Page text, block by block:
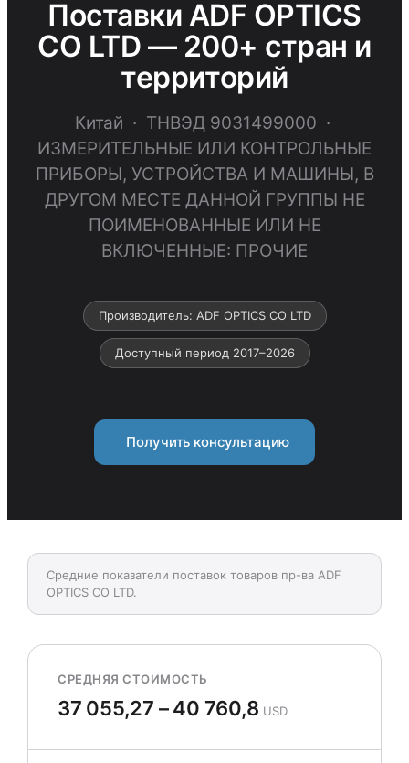
Поставки ADF OPTICS
CO LTD — 200+ стран и
территорий
Китай · ТНВЭД 9031499000 ·
ИЗМЕРИТЕЛЬНЫЕ ИЛИ КОНТРОЛЬНЫЕ
ПРИБОРЫ, УСТРОЙСТВА И МАШИНЫ, В
ДРУГОМ МЕСТЕ ДАННОЙ ГРУППЫ НЕ
ПОИМЕНОВАННЫЕ ИЛИ НЕ
ВКЛЮЧЕННЫЕ: ПРОЧИЕ
Производитель: ADF OPTICS CO LTD
Доступный период 2017–2026
Получить консультацию
Средние показатели поставок товаров пр-ва ADF
OPTICS CO LTD.
СРЕДНЯЯ СТОИМОСТЬ
37 055,27 – 40 760,8 USD